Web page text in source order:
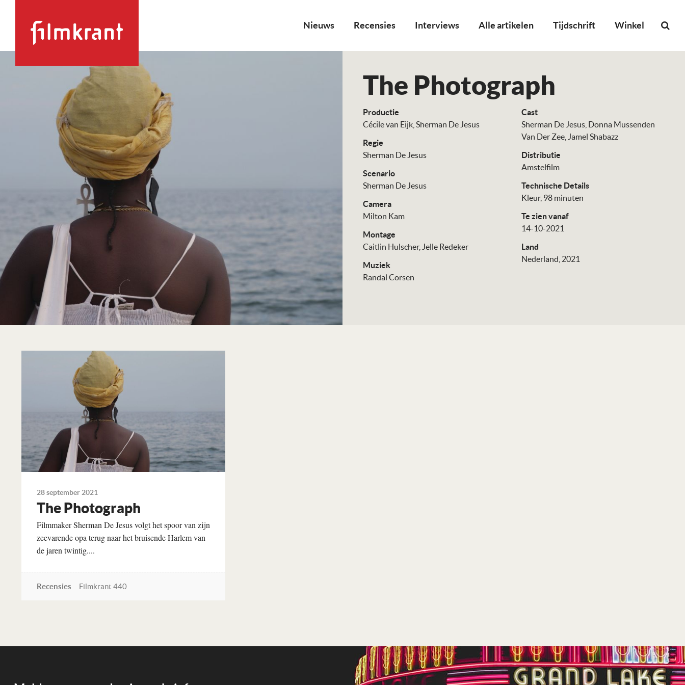
Nieuws Recensies Interviews Alle artikelen Tijdschrift Winkel
The Photograph
Productie
Cécile van Eijk Sherman De Jesus
Regie
Sherman De Jesus
Scenario
Sherman De Jesus
Camera
Milton Kam
Montage
Caitlin Hulscher Jelle Redeker
Muziek
Randal Corsen
Cast
Sherman De Jesus Donna Mussenden
Van Der Zee Jamel Shabazz
Distributie
Amstelfilm
Technische Details
Kleur, 98 minuten
Te zien vanaf
14-10-2021
Land
Nederland, 2021
28 september 2021
The Photograph
Filmmaker Sherman De Jesus volgt het spoor van zijn
zeevarende opa terug naar het bruisende Harlem van
de jaren twintig....
Recensies Filmkrant 440